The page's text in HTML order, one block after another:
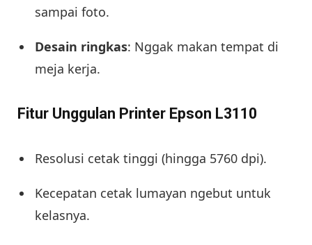
sampai foto.
Desain ringkas: Nggak makan tempat di
meja kerja.
Fitur Unggulan Printer Epson L3110
Resolusi cetak tinggi (hingga 5760 dpi).
Kecepatan cetak lumayan ngebut untuk
kelasnya.